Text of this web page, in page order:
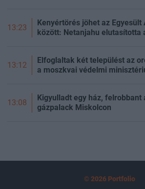
13:23
Kenyértörés jöhet az
között: Netanjahu elutasította
13:12
Elfoglaltak két települést az
a moszkvai védelmi
13:08
Kigyulladt egy ház, felrobbant
gázpalack Miskolcon
© 2026 Portfolio